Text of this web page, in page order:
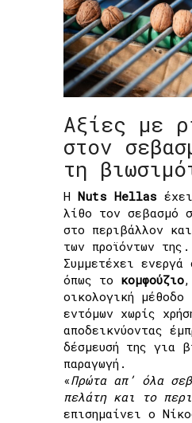
Αξίες με
στον
τη
Η Nuts Hellas
λίθο τον σεβασμό
στο περιβάλλον
των προϊόντων της.
Συμμετέχει ενεργά
όπως το κομφούζιο
οικολογική μέθοδο
εντόμων χωρίς
αποδεικνύοντας
δέσμευσή της για
παραγωγή.
«Πρώτα απ’ όλα
πελάτη και το
επισημαίνει ο